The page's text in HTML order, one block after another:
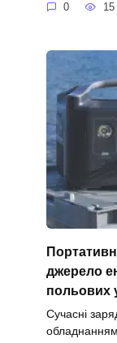
0 15
джерело
польових
Сучасні
обладнанням